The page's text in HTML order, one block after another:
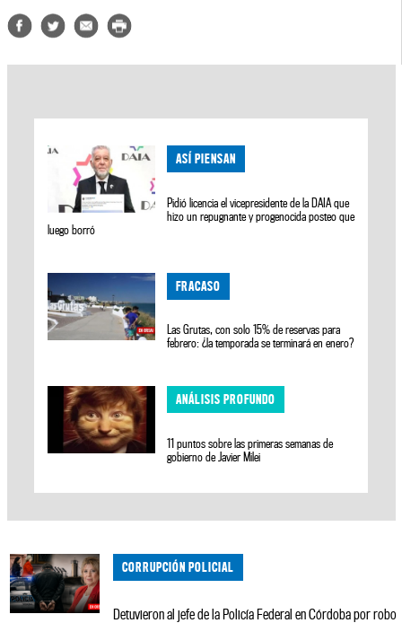
ASÍ PIENSAN
Pidió licencia el vicepresidente de la DAIA que
hizo un repugnante y progenocida posteo que
luego borró
FRACASO
Las Grutas, con solo 15% de reservas para
febrero: ¿la temporada se terminará en enero?
ANÁLISIS PROFUNDO
11 puntos sobre las primeras semanas de
gobierno de Javier Milei
CORRUPCIÓN POLICIAL
Detuvieron al jefe de la Policía Federal en Córdoba por robo